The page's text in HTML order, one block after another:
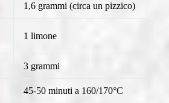
1,6 grammi (circa un pizzico)
1 limone
3 grammi
45-50 minuti a 160/170°C